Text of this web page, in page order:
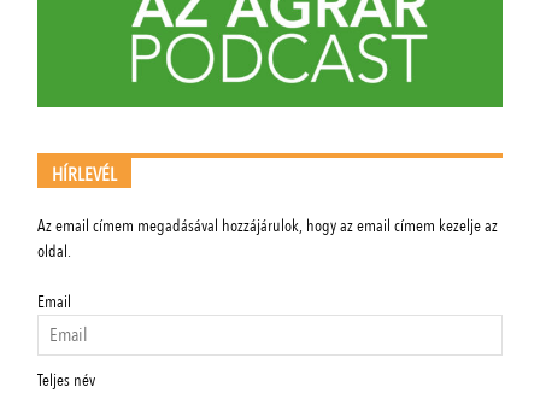
HÍRLEVÉL
Az email címem megadásával hozzájárulok, hogy az email címem kezelje az
oldal.
Email
Teljes név